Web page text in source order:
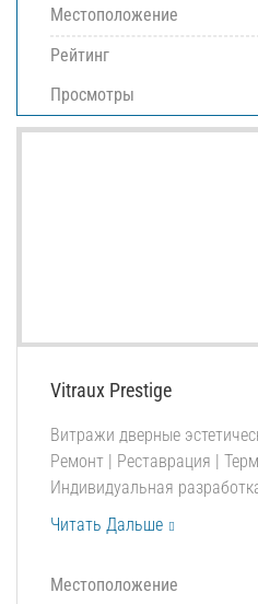
Местоположение
Рейтинг
Просмотры
Vitraux Prestige
Витражи дверные
Ремонт | Реставрация |
Индивидуальная
Читать Дальше
Местоположение